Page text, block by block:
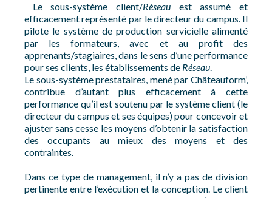
Le sous-système client/Réseau est assumé et
efficacement représenté par le directeur du campus. Il
pilote le système de production servicielle alimenté
par les formateurs, avec et au profit des
apprenants/stagiaires, dans le sens d’une performance
pour ses clients, les établissements de Réseau.
Le sous-système prestataires, mené par Châteauform’,
contribue d’autant plus efficacement à cette
performance qu’il est soutenu par le système client (le
directeur du campus et ses équipes) pour concevoir et
ajuster sans cesse les moyens d’obtenir la satisfaction
des occupants au mieux des moyens et des
contraintes.
Dans ce type de management, il n’y a pas de division
pertinente entre l’exécution et la conception. Le client